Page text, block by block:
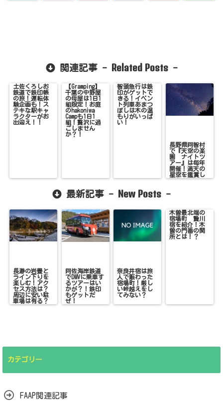
関連記事 - Related Posts-
土佐くろしお
鉄道で鉄印帳
の旅！運転体
験企画も！ス
テキな駅キャ
ラクターがお
出迎え！！
【Gramping】
千葉の中野屋
の母屋は1日1
組限定！お庭
のhakoniwa
Campも1日1
組！贅沢に過
ごしません
か？！
智頭急行は鉄
印がゲットで
きる！イベン
ト列車あまつ
ぼしは木の温
もりがいっぱ
い！
長野県阿智村
で『天空の楽
園 ナイトツ
アー』は毎年
開催！満天の
星空を鑑賞し
よう！
最新記事 - New Posts -
長瀞の岩畳と
ライン下りを
楽しむ！アク
セス方法は？
周辺に安い駐
車場は有る？
阿佐海岸鉄道
でDMVに乗車す
るツアーはい
かが？！鉄印
もゲットだ
ぜ！
奈良井宿は旅
人で賑わった
宿場町！厳し
い峠越えをし
てみない？
木曽最北端の
宿場町 贄川
宿を紹介！木
曽の門番の関
所とは！？
カテゴリー
FAAP関連記事